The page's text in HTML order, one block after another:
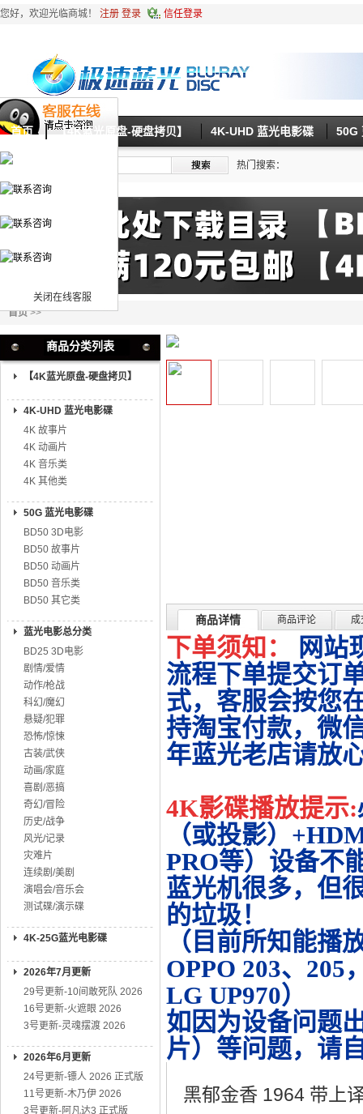
关闭在线客服
您好，欢迎光临商城！ 注册 登录 信任登录
首页 【4K蓝光原盘-硬盘拷贝】 4K-UHD 蓝光电影碟 50G
热门搜索：
首页>>
商品分类列表
【4K蓝光原盘-硬盘拷贝】
4K-UHD 蓝光电影碟
4K 故事片
4K 动画片
4K 音乐类
4K 其他类
50G 蓝光电影碟
BD50 3D电影
BD50 故事片
BD50 动画片
BD50 音乐类
BD50 其它类
蓝光电影总分类
BD25 3D电影
剧情/爱情
动作/枪战
科幻/魔幻
悬疑/犯罪
恐怖/惊悚
古装/武侠
动画/家庭
喜剧/恶搞
奇幻/冒险
历史/战争
风光/记录
灾难片
连续剧/美剧
演唱会/音乐会
测试碟/演示碟
4K-25G蓝光电影碟
2026年7月更新
29号更新-10间敢死队 2026
16号更新-火遮眼 2026
3号更新-灵魂摆渡 2026
2026年6月更新
24号更新-镖人 2026 正式版
11号更新-木乃伊 2026
3号更新-阿凡达3 正式版
商品详情 商品评论 成
下单须知：
网站
流程下单提交订
式，客服会按您
持淘宝付款，微
年蓝光老店请放
4K影碟播放提示:
（或投影）
PRO等）设备不
蓝光机很多，但
的垃圾！
（目前所知能播
OPPO 203、205
LG UP970）
如因为设备问题
片）等问题，请
黑郁金香 1964 带上